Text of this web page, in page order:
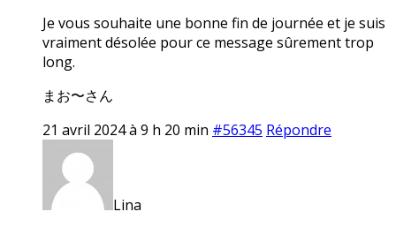
Je vous souhaite une bonne fin de journée et je suis
vraiment désolée pour ce message sûrement trop
long.
まお〜さん
21 avril 2024 à 9 h 20 min #56345 Répondre
Lina